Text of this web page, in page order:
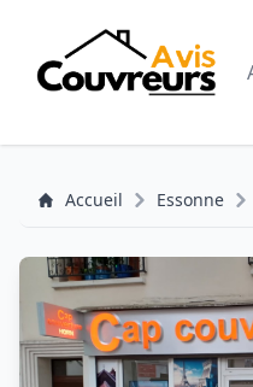
Accueil Essonne